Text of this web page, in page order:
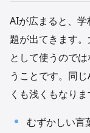
AIが広まると、
題が出てきます
として使うので
うことです。同
くも浅くもなり
むずかしい言